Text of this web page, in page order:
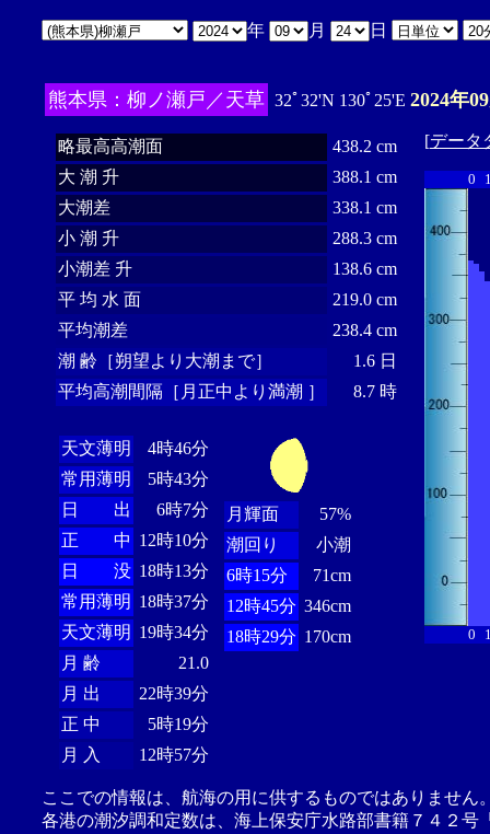
年 月 日
熊本県：柳ノ瀬戸／天草 32ﾟ32'N 130ﾟ25'E 2024年
略最高高潮面
438.2 cm
大 潮 升
388.1 cm
大潮差
338.1 cm
小 潮 升
288.3 cm
小潮差 升
138.6 cm
平 均 水 面
219.0 cm
平均潮差
238.4 cm
潮 齢［朔望より大潮まで］
1.6 日
平均高潮間隔［月正中より満潮 ］
8.7 時
天文薄明
4時46分
常用薄明
5時43分
日 出
6時7分
正 中 12時10分
日 没 18時13分
常用薄明 18時37分
天文薄明 19時34分
月 齢
21.0
月 出
22時39分
正 中
5時19分
月 入
12時57分
月輝面
57%
潮回り
小潮
6時15分
71cm
12時45分 346cm
18時29分 170cm
[データ
0
0
ここでの情報は、航海の用に供するものではありませ
各港の潮汐調和定数は、海上保安庁水路部書籍７４２